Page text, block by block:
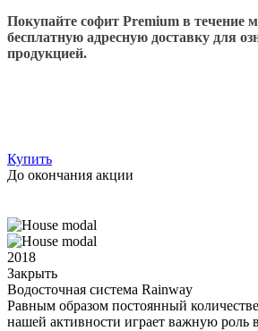
Покупайте софит Premium в течение
бесплатную адресную доставку для
продукцией.
Купить
До окончания акции
2018
Закрыть
Водосточная система Rainway
Равным образом постоянный
нашей активности играет важную роль